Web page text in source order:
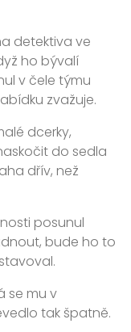
detektiva ve
ho bývalí
v čele týmu
zvažuje.
dcerky,
do sedla
dřív, než
posunul
bude ho to
se mu v
tak špatně.